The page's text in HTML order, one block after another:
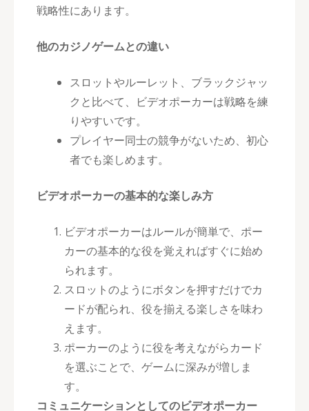
戦略性にあります。
他のカジノゲームとの違い
スロットやルーレット、ブラックジャッ
クと比べて、ビデオポーカーは戦略を練
りやすいです。
プレイヤー同士の競争がないため、初心
者でも楽しめます。
ビデオポーカーの基本的な楽しみ方
ビデオポーカーはルールが簡単で、ポー
カーの基本的な役を覚えればすぐに始め
られます。
スロットのようにボタンを押すだけでカ
ードが配られ、役を揃える楽しさを味わ
えます。
ポーカーのように役を考えながらカード
を選ぶことで、ゲームに深みが増しま
す。
コミュニケーションとしてのビデオポーカー